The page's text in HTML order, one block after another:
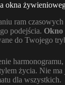
okna
ram
podejścia. Okno
do Twojego
życia. Nie ma
dla wszystkich.